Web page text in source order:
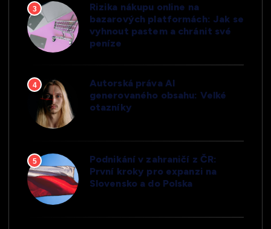
3
Rizika nákupu online na
bazarových platformách: Jak se
vyhnout pastem a chránit své
peníze
4
Autorská práva AI
generovaného obsahu: Velké
otazníky
5
Podnikání v zahraničí z ČR:
První kroky pro expanzi na
Slovensko a do Polska